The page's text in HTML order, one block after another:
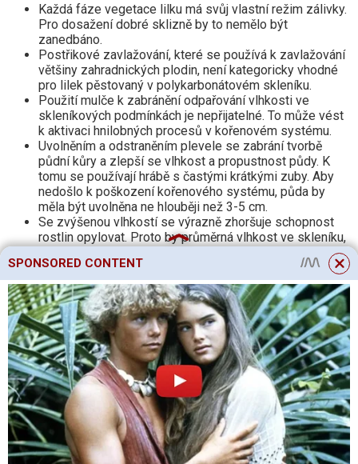
Každá fáze vegetace lilku má svůj vlastní režim zálivky.
Pro dosažení dobré sklizně by to nemělo být
zanedbáno.
Postřikové zavlažování, které se používá k zavlažování
většiny zahradnických plodin, není kategoricky vhodné
pro lilek pěstovaný v polykarbonátovém skleníku.
Použití mulče k zabránění odpařování vlhkosti ve
skleníkových podmínkách je nepřijatelné. To může vést
k aktivaci hnilobných procesů v kořenovém systému.
Uvolněním a odstraněním plevele se zabrání tvorbě
půdní kůry a zlepší se vlhkost a propustnost půdy. K
tomu se používají hrábě s častými krátkými zuby. Aby
nedošlo k poškození kořenového systému, půda by
měla být uvolněna ne hlouběji než 3-5 cm.
Se zvýšenou vlhkostí se výrazně zhoršuje schopnost
rostlin opylovat. Proto by průměrná vlhkost ve skleníku,
kde lilek roste, neměla překročit 60 %. Pokud je vlhkost
stále vyšší, pak je nutné zajistit pravidelné větrání
skleníku.
Nedostatek světla v kombinaci s podmáčenou půdou
může způsobit, že rostlina shodí listy a květy. Pokud je
tedy zataženo, je třeba zálivku omezit.
Aby se zabránilo útoku škodlivého hmyzu, lilek by neměl
být usazen ve skleníku, kde se plánuje pěstování rajčat
a paprik.
Pěstování lilku není snadné, ale docela vzrušující. Nejvyšší
odměnou po veškeré námaze bude tmavě modré nebo fialové
ovoce s vynikajícími chuťovými vlastnostmi a nepopiratelnými
zdravotními přínosy.
SPONSORED CONTENT